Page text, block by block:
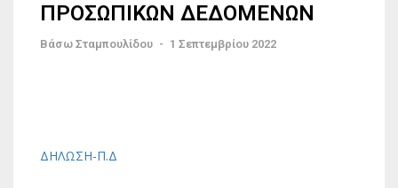
ΠΡΟΣΩΠΙΚΩΝ ΔΕΔΟΜΕΝΩΝ
Βάσω Σταμπουλίδου - 1 Σεπτεμβρίου 2022
ΔΗΛΩΣΗ-Π.Δ